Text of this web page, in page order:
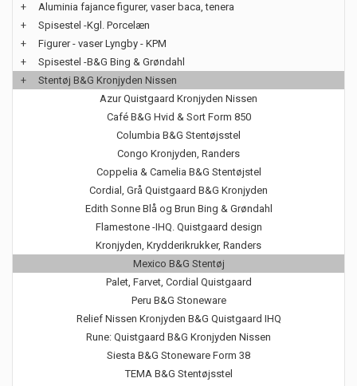
+
Aluminia fajance figurer, vaser baca, tenera
+
Spisestel -Kgl. Porcelæn
+
Figurer - vaser Lyngby - KPM
+
Spisestel -B&G Bing & Grøndahl
+
Stentøj B&G Kronjyden Nissen
Azur Quistgaard Kronjyden Nissen
Café B&G Hvid & Sort Form 850
Columbia B&G Stentøjsstel
Congo Kronjyden, Randers
Coppelia & Camelia B&G Stentøjstel
Cordial, Grå Quistgaard B&G Kronjyden
Edith Sonne Blå og Brun Bing & Grøndahl
Flamestone -IHQ. Quistgaard design
Kronjyden, Krydderikrukker, Randers
Mexico B&G Stentøj
Palet, Farvet, Cordial Quistgaard
Peru B&G Stoneware
Relief Nissen Kronjyden B&G Quistgaard IHQ
Rune: Quistgaard B&G Kronjyden Nissen
Siesta B&G Stoneware Form 38
TEMA B&G Stentøjsstel